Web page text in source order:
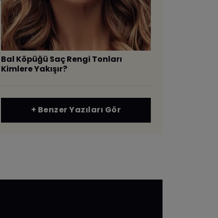
Bal Köpüğü Saç Rengi Tonları
Kimlere Yakışır?
+ Benzer Yazıları Gör